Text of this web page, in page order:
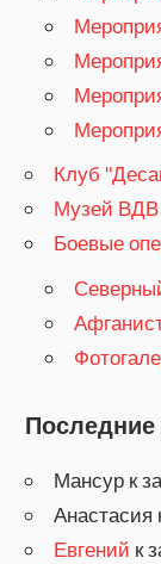
Клуб
Музей ВДВ
Боевые
Мансур к
Анастасия
Евгений к